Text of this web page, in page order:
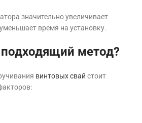
значительно увеличивает
время на установку.
метод?
винтовых свай стоит